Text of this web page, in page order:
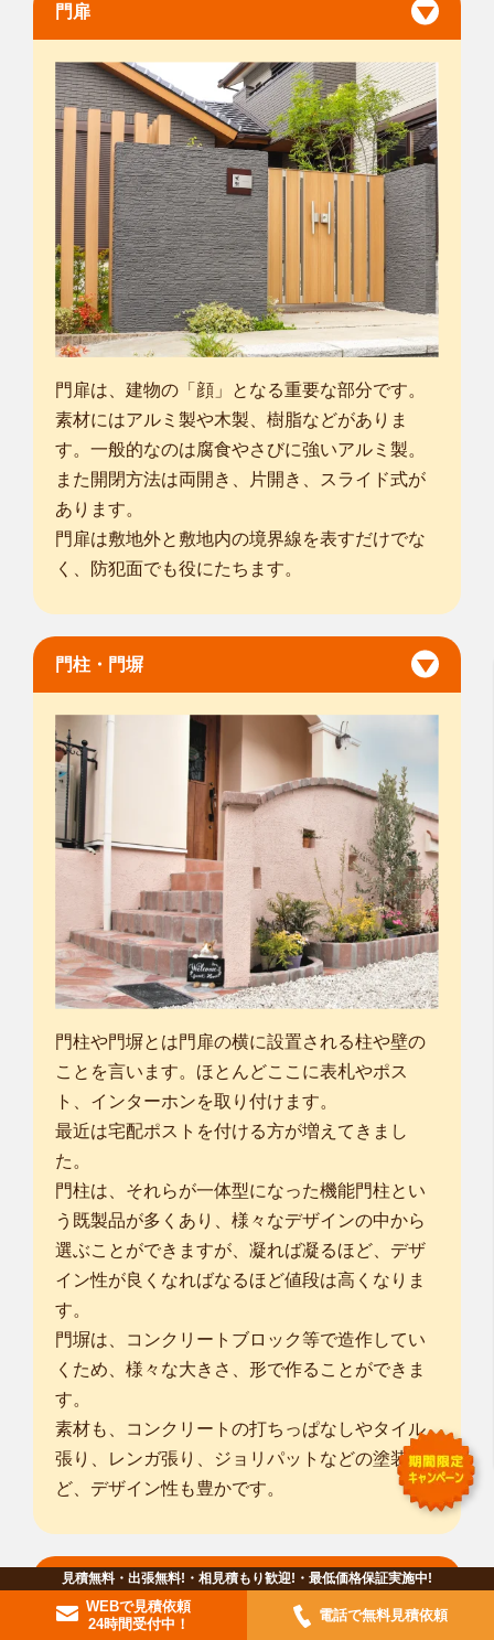
門扉
門扉は、建物の「顔」となる重要な部分です。
素材にはアルミ製や木製、樹脂などがありま
す。一般的なのは腐食やさびに強いアルミ製。
また開閉方法は両開き、片開き、スライド式が
あります。
門扉は敷地外と敷地内の境界線を表すだけでな
く、防犯面でも役にたちます。
門柱・門塀
門柱や門塀とは門扉の横に設置される柱や壁の
ことを言います。ほとんどここに表札やポス
ト、インターホンを取り付けます。
最近は宅配ポストを付ける方が増えてきまし
た。
門柱は、それらが一体型になった機能門柱とい
う既製品が多くあり、様々なデザインの中から
選ぶことができますが、凝れば凝るほど、デザ
イン性が良くなればなるほど値段は高くなりま
す。
門塀は、コンクリートブロック等で造作してい
くため、様々な大きさ、形で作ることができま
す。
素材も、コンクリートの打ちっぱなしやタイル
張り、レンガ張り、ジョリパットなどの塗装な
ど、デザイン性も豊かです。
フェンス・目隠しフェンス
見積無料・出張無料!・相見積もり歓迎!・最低価格保証実施中!
WEBで見積依頼
24時間受付中！
電話で無料見積依頼